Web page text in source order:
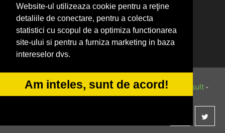
Website-ul utilizeaza cookie pentru a reţine
detaliile de conectare, pentru a colecta
statistici cu scopul de a optimiza functionarea
site-ului si pentru a furniza marketing in baza
intereselor dvs.
Am inteles, sunt de acord!
FirmaDeratizare.ro
Service-Reparatii.com
Servicii-DDD.com
ServiciiAlpinism.ro
© 2014-2026 Powered byVilonMedia&Tokaido Consult -
ANPC SOL